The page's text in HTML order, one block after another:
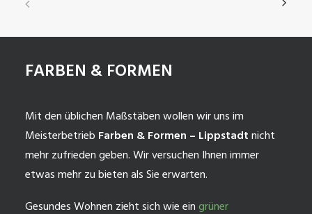
FARBEN & FORMEN
Mit den üblichen Maßstäben wollen wir uns im
Meisterbetrieb Farben & Formen – Lippstadtnicht
mehr zufrieden geben. Wir versuchen Ihnen immer
etwas mehr zu bieten als Sie erwarten.
Gesundes Wohnen zieht sich wie eingrüner